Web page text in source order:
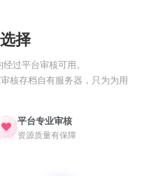
择
过平台审核可用。
核存档自有服务器，只为为用
平台专业审核
资源质量有保障